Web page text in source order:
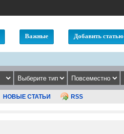
Важные Добавить статью
НОВЫЕ СТАТЬИ RSS